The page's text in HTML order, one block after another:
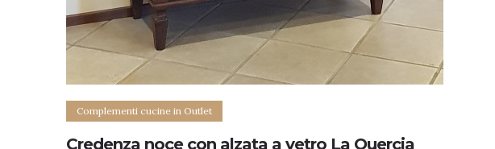
Complementi cucine in Outlet
Credenza noce con alzata a vetro La Quercia